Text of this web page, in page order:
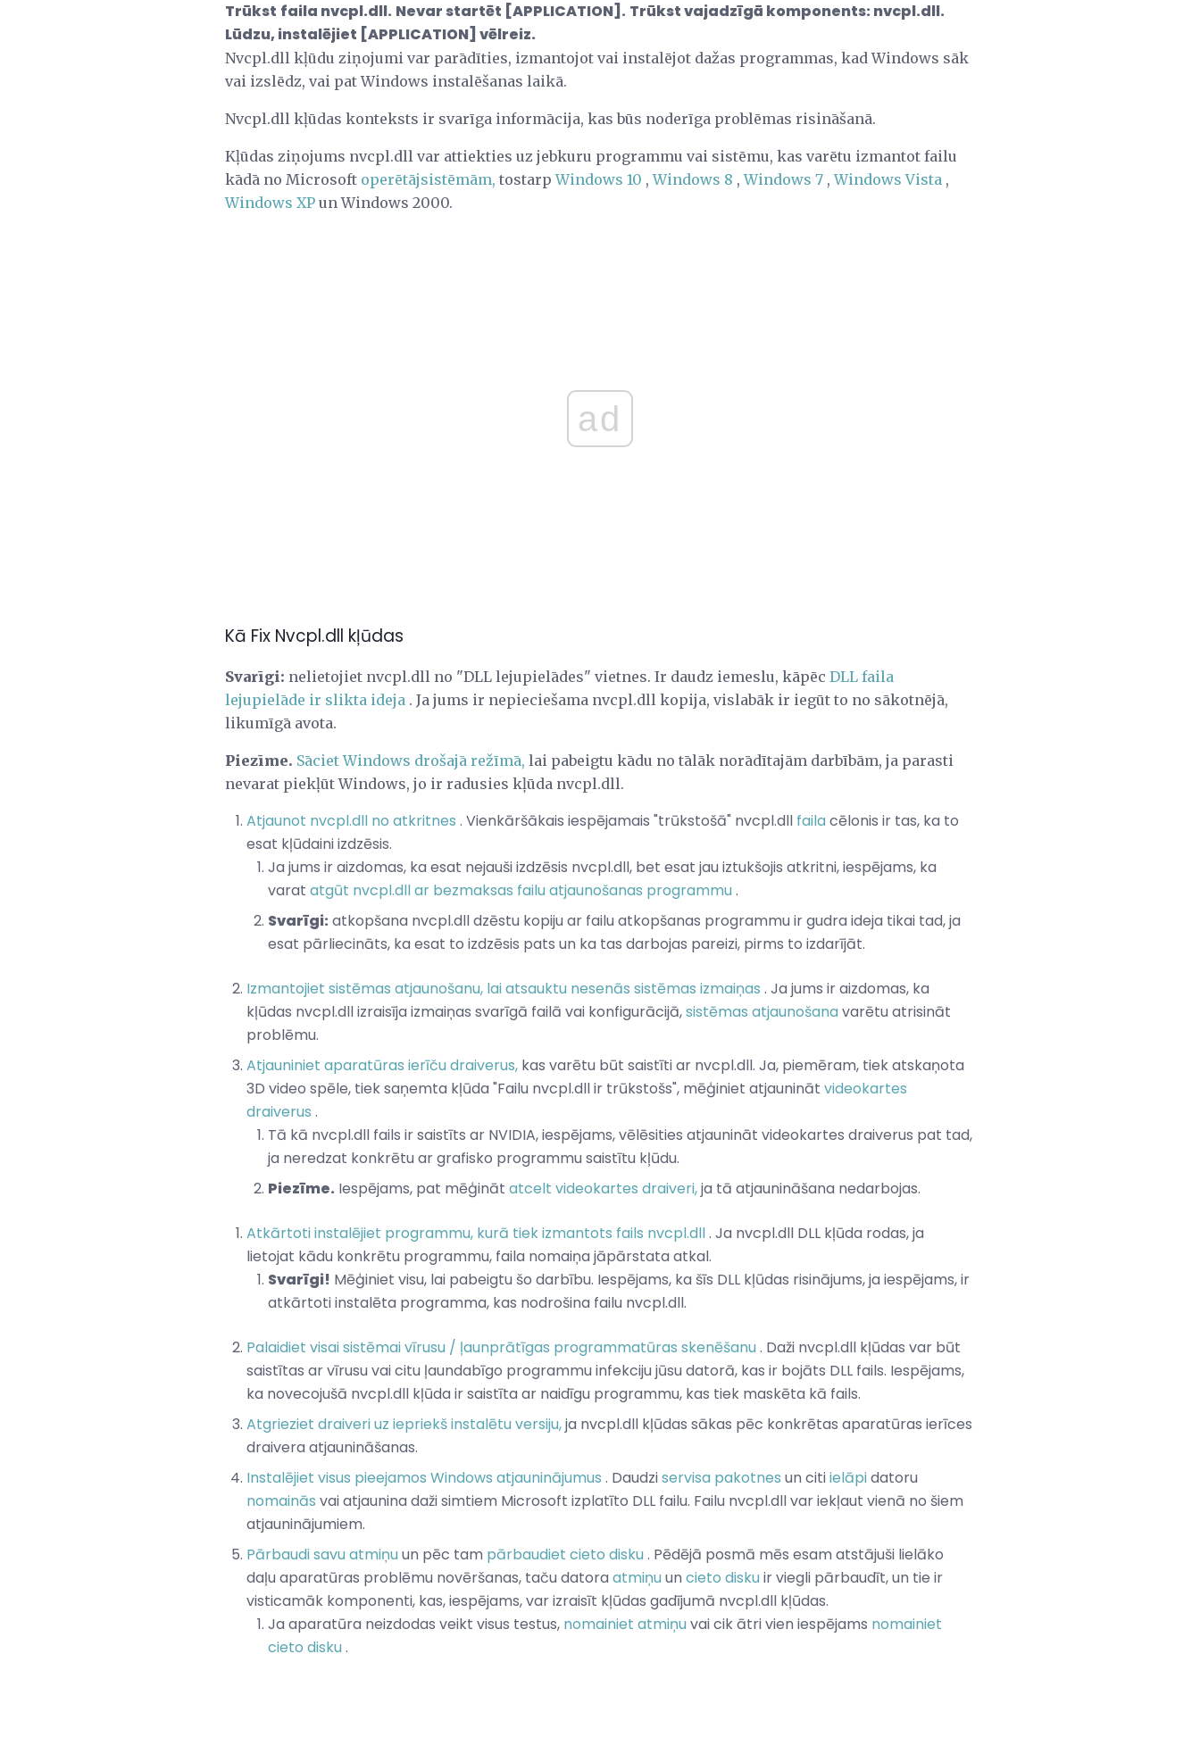
Trūkst faila nvcpl.dll. Nevar startēt [APPLICATION]. Trūkst vajadzīgā komponents: nvcpl.dll.
Lūdzu, instalējiet [APPLICATION] vēlreiz.
Nvcpl.dll kļūdu ziņojumi var parādīties, izmantojot vai instalējot dažas programmas, kad Windows sāk
vai izslēdz, vai pat Windows instalēšanas laikā.
Nvcpl.dll kļūdas konteksts ir svarīga informācija, kas būs noderīga problēmas risināšanā.
Kļūdas ziņojums nvcpl.dll var attiekties uz jebkuru programmu vai sistēmu, kas varētu izmantot failu
kādā no Microsoft operētājsistēmām, tostarpWindows 10 ,Windows 8 ,Windows 7 ,Windows Vista ,
Windows XP un Windows 2000.
ad
Kā Fix Nvcpl.dll kļūdas
Svarīgi: nelietojiet nvcpl.dll no "DLL lejupielādes" vietnes. Ir daudz iemeslu, kāpēc DLL faila
lejupielāde ir slikta ideja . Ja jums ir nepieciešama nvcpl.dll kopija, vislabāk ir iegūt to no sākotnējā,
likumīgā avota.
Piezīme. Sāciet Windows drošajā režīmā, lai pabeigtu kādu no tālāk norādītajām darbībām, ja parasti
nevarat piekļūt Windows, jo ir radusies kļūda nvcpl.dll.
Atjaunot nvcpl.dll no atkritnes . Vienkāršākais iespējamais "trūkstošā" nvcpl.dll failacēlonis ir tas, ka to
esat kļūdaini izdzēsis.
Ja jums ir aizdomas, ka esat nejauši izdzēsis nvcpl.dll, bet esat jau iztukšojis atkritni, iespējams, ka
varat atgūt nvcpl.dll ar bezmaksas failu atjaunošanas programmu.
Svarīgi: atkopšana nvcpl.dll dzēstu kopiju ar failu atkopšanas programmu ir gudra ideja tikai tad, ja
esat pārliecināts, ka esat to izdzēsis pats un ka tas darbojas pareizi, pirms to izdarījāt.
Izmantojiet sistēmas atjaunošanu, lai atsauktu nesenās sistēmas izmaiņas . Ja jums ir aizdomas, ka
kļūdas nvcpl.dll izraisīja izmaiņas svarīgā failā vai konfigurācijā,sistēmas atjaunošanavarētu atrisināt
problēmu.
Atjauniniet aparatūras ierīču draiverus, kas varētu būt saistīti ar nvcpl.dll. Ja, piemēram, tiek atskaņota
3D video spēle, tiek saņemta kļūda "Failu nvcpl.dll ir trūkstošs", mēģiniet atjaunināt videokartes
draiverus .
Tā kā nvcpl.dll fails ir saistīts ar NVIDIA, iespējams, vēlēsities atjaunināt videokartes draiverus pat tad,
ja neredzat konkrētu ar grafisko programmu saistītu kļūdu.
Piezīme. Iespējams, pat mēģināt atcelt videokartes draiveri,ja tā atjaunināšana nedarbojas.
Atkārtoti instalējiet programmu, kurā tiek izmantots fails nvcpl.dll. Ja nvcpl.dll DLL kļūda rodas, ja
lietojat kādu konkrētu programmu, faila nomaiņa jāpārstata atkal.
Svarīgi! Mēģiniet visu, lai pabeigtu šo darbību. Iespējams, ka šīs DLL kļūdas risinājums, ja iespējams, ir
atkārtoti instalēta programma, kas nodrošina failu nvcpl.dll.
Palaidiet visai sistēmai vīrusu / ļaunprātīgas programmatūras skenēšanu. Daži nvcpl.dll kļūdas var būt
saistītas ar vīrusu vai citu ļaundabīgo programmu infekciju jūsu datorā, kas ir bojāts DLL fails. Iespējams,
ka novecojušā nvcpl.dll kļūda ir saistīta ar naidīgu programmu, kas tiek maskēta kā fails.
Atgrieziet draiveri uz iepriekš instalētu versiju,ja nvcpl.dll kļūdas sākas pēc konkrētas aparatūras ierīces
draivera atjaunināšanas.
Instalējiet visus pieejamos Windows atjauninājumus . Daudziservisa pakotnes un citiielāpidatoru
nomainās vai atjaunina daži simtiem Microsoft izplatīto DLL failu. Failu nvcpl.dll var iekļaut vienā no šiem
atjauninājumiem.
Pārbaudi savu atmiņuun pēc tam pārbaudiet cieto disku. Pēdējā posmā mēs esam atstājuši lielāko
daļu aparatūras problēmu novēršanas, taču datora atmiņuun cieto diskuir viegli pārbaudīt, un tie ir
visticamāk komponenti, kas, iespējams, var izraisīt kļūdas gadījumā nvcpl.dll kļūdas.
Ja aparatūra neizdodas veikt visus testus, nomainiet atmiņuvai cik ātri vien iespējams nomainiet
cieto disku.